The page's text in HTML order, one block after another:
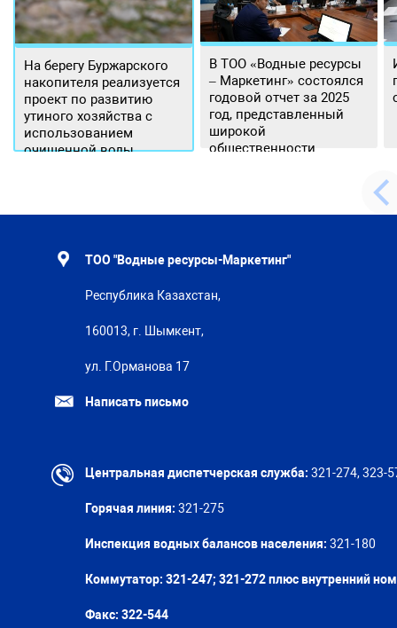
На берегу Буржарского
накопителя реализуется
проект по развитию
утиного хозяйства с
использованием
очищенной воды
В ТОО «Водные ресурсы
– Маркетинг» состоялся
годовой отчет за 2025
год, представленный
широкой
общественности.
ТОО "Водные ресурсы-Маркетинг"
Республика Казахстан,
160013, г. Шымкент,
ул. Г.Орманова 17
Написать письмо
Центральная диспетчерская служба: 321-274, 323-
Горячая линия: 321-275
Инспекция водных балансов населения: 321-180
Коммутатор: 321-247; 321-272 плюс внутренний
Факс: 322-544